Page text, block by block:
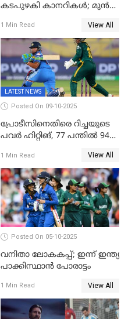
കടപുഴകി കാനറികൾ; മുൻ
ജപ്പാന്റെ ആദ്യ ജയം
1 Min Read View All
LATEST NEWS
Posted On 09-10-2025
പ്രോടീസിനെതിരെ റിച്ചയുടെ
പവർ ഹിറ്റിങ്, 77 പന്തില്‍ 94
ലക്ഷ്യമൊരുക്കി ഇന്ത്യ; 28
വര്‍ഷം പഴക്കമുള്ള ലോക
റെക്കോര്‍ഡ് തകര്‍ത്ത് സ്മൃതി
1 Min Read View All
Posted On 05-10-2025
വനിതാ ലോകകപ്പ്; ഇന്ന് ഇന്ത്യ
പാക്കിസ്ഥാന്‍ പോരാട്ടം
1 Min Read View All